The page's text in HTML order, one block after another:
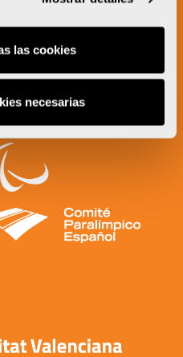
las cookies
necesarias